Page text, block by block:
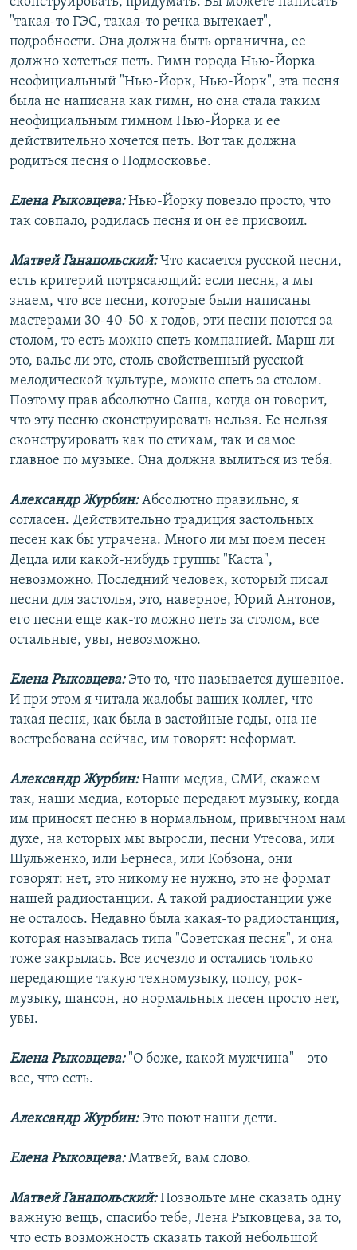
"такая-то ГЭС, такая-то речка вытекает",
подробности. Она должна быть органична, ее
должно хотеться петь. Гимн города Нью-Йорка
неофициальный "Нью-Йорк, Нью-Йорк", эта песня
была не написана как гимн, но она стала таким
неофициальным гимном Нью-Йорка и ее
действительно хочется петь. Вот так должна
родиться песня о Подмосковье.
Елена Рыковцева:Нью-Йорку повезло просто, что
так совпало, родилась песня и он ее присвоил.
Матвей Ганапольский: Что касается русской песни,
есть критерий потрясающий: если песня, а мы
знаем, что все песни, которые были написаны
мастерами 30-40-50-х годов, эти песни поются за
столом, то есть можно спеть компанией. Марш ли
это, вальс ли это, столь свойственный русской
мелодической культуре, можно спеть за столом.
Поэтому прав абсолютно Саша, когда он говорит,
что эту песню сконструировать нельзя. Ее нельзя
сконструировать как по стихам, так и самое
главное по музыке. Она должна вылиться из тебя.
Александр Журбин:Абсолютно правильно, я
согласен. Действительно традиция застольных
песен как бы утрачена. Много ли мы поем песен
Децла или какой-нибудь группы "Каста",
невозможно. Последний человек, который писал
песни для застолья, это, наверное, Юрий Антонов,
его песни еще как-то можно петь за столом, все
остальные, увы, невозможно.
Елена Рыковцева:Это то, что называется душевное.
И при этом я читала жалобы ваших коллег, что
такая песня, как была в застойные годы, она не
востребована сейчас, им говорят: неформат.
Александр Журбин:Наши медиа, СМИ, скажем
так, наши медиа, которые передают музыку, когда
им приносят песню в нормальном, привычном нам
духе, на которых мы выросли, песни Утесова, или
Шульженко, или Бернеса, или Кобзона, они
говорят: нет, это никому не нужно, это не формат
нашей радиостанции. А такой радиостанции уже
не осталось. Недавно была какая-то радиостанция,
которая называлась типа "Советская песня", и она
тоже закрылась. Все исчезло и остались только
передающие такую техномузыку, попсу, рок-
музыку, шансон, но нормальных песен просто нет,
увы.
Елена Рыковцева:"О боже, какой мужчина" – это
все, что есть.
Александр Журбин: Это поют наши дети.
Елена Рыковцева:Матвей, вам слово.
Матвей Ганапольский:Позвольте мне сказать одну
важную вещь, спасибо тебе, Лена Рыковцева, за то,
что есть возможность сказать такой небольшой